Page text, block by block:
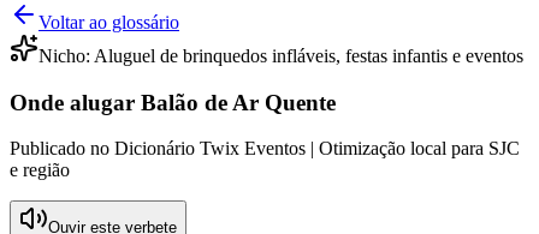
Voltar ao glossário
Nicho: Aluguel de brinquedos infláveis, festas infantis e eventos
Onde alugar Balão de Ar Quente
Publicado no Dicionário Twix Eventos | Otimização local para SJC
e região
Ouvir este verbete